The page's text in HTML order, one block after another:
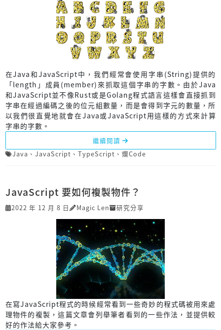
在Java和JavaScript中，我們經常會使用字串(String)提供的
「length」成員(member)來抓取這個字串的字數。由於Java
和JavaScript並不像Rust或是Golang程式語言這樣會直接抓到
字串在經過編碼之後的位元組數量，而是會得到字元的數量，所
以我們很直覺地就會在Java或JavaScript用這樣的方式來計算
字串的字數。
繼續閱讀
Java 、 JavaScript 、 TypeScript 、 爛Code
JavaScript 要如何複製物件？
2022 年 12 月 8 日 Magic Len 研究分享
在寫JavaScript程式的時候經常看到一些奇妙的程式碼被用來處
理物件的複製，這篇文章會列舉筆者看到的一些作法，並提供較
好的作法給大家參考。